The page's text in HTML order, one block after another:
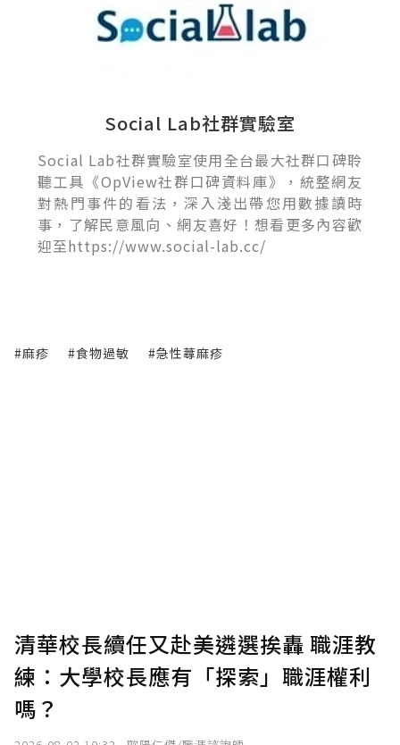
Social Lab社群實驗室
Social Lab社群實驗室使用全台最大社群口碑聆
聽工具《OpView社群口碑資料庫》，統整網友
對熱門事件的看法，深入淺出帶您用數據讀時
事，了解民意風向、網友喜好！想看更多內容歡
迎至https://www.social-lab.cc/
#麻疹 #食物過敏 #急性蕁麻疹
清華校長續任又赴美遴選挨轟 職涯教
練：大學校長應有「探索」職涯權利
嗎？